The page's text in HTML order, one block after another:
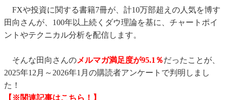
FXや投資に関する書籍7冊が、計10万部超えの人気を博す
田向さんが、100年以上続くダウ理論を基に、チャートポイ
ントやテクニカル分析を配信します。
そんな田向さんのメルマガ満足度が95.1％だったことが、
2025年12月～2026年1月の購読者アンケートで判明しまし
た！
【※関連記事はこちら！】